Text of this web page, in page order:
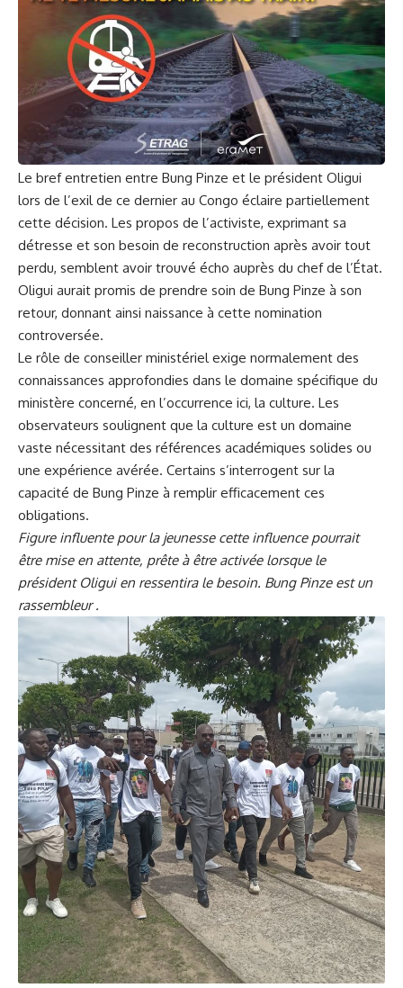
Le bref entretien entre Bung Pinze et le président Oligui
lors de l’exil de ce dernier au Congo éclaire partiellement
cette décision. Les propos de l’activiste, exprimant sa
détresse et son besoin de reconstruction après avoir tout
perdu, semblent avoir trouvé écho auprès du chef de l’État.
Oligui aurait promis de prendre soin de Bung Pinze à son
retour, donnant ainsi naissance à cette nomination
controversée.
Le rôle de conseiller ministériel exige normalement des
connaissances approfondies dans le domaine spécifique du
ministère concerné, en l’occurrence ici, la culture. Les
observateurs soulignent que la culture est un domaine
vaste nécessitant des références académiques solides ou
une expérience avérée. Certains s’interrogent sur la
capacité de Bung Pinze à remplir efficacement ces
obligations.
Figure influente pour la jeunesse cette influence pourrait
être mise en attente, prête à être activée lorsque le
président Oligui en ressentira le besoin. Bung Pinze est un
rassembleur .